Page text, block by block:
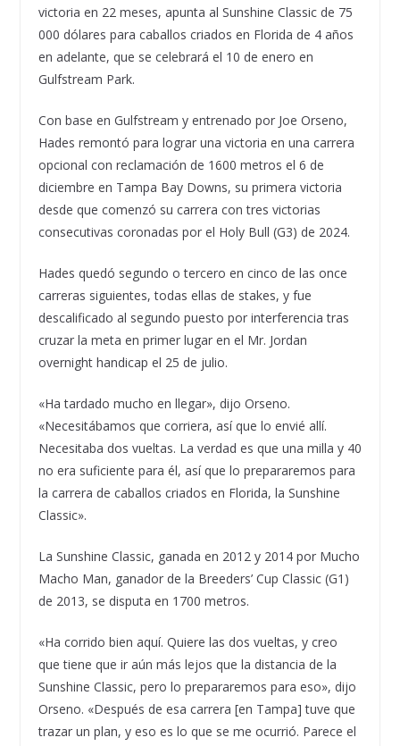
victoria en 22 meses, apunta al Sunshine Classic de 75
000 dólares para caballos criados en Florida de 4 años
en adelante, que se celebrará el 10 de enero en
Gulfstream Park.
Con base en Gulfstream y entrenado por Joe Orseno,
Hades remontó para lograr una victoria en una carrera
opcional con reclamación de 1600 metros el 6 de
diciembre en Tampa Bay Downs, su primera victoria
desde que comenzó su carrera con tres victorias
consecutivas coronadas por el Holy Bull (G3) de 2024.
Hades quedó segundo o tercero en cinco de las once
carreras siguientes, todas ellas de stakes, y fue
descalificado al segundo puesto por interferencia tras
cruzar la meta en primer lugar en el Mr. Jordan
overnight handicap el 25 de julio.
«Ha tardado mucho en llegar», dijo Orseno.
«Necesitábamos que corriera, así que lo envié allí.
Necesitaba dos vueltas. La verdad es que una milla y 40
no era suficiente para él, así que lo prepararemos para
la carrera de caballos criados en Florida, la Sunshine
Classic».
La Sunshine Classic, ganada en 2012 y 2014 por Mucho
Macho Man, ganador de la Breeders’ Cup Classic (G1)
de 2013, se disputa en 1700 metros.
«Ha corrido bien aquí. Quiere las dos vueltas, y creo
que tiene que ir aún más lejos que la distancia de la
Sunshine Classic, pero lo prepararemos para eso», dijo
Orseno. «Después de esa carrera [en Tampa] tuve que
trazar un plan, y eso es lo que se me ocurrió. Parece el